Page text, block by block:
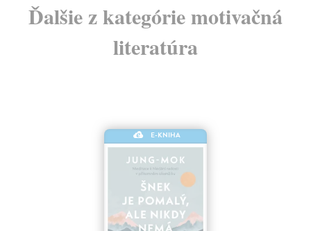
Ďalšie z kategórie motivačná
literatúra
E-KNIHA